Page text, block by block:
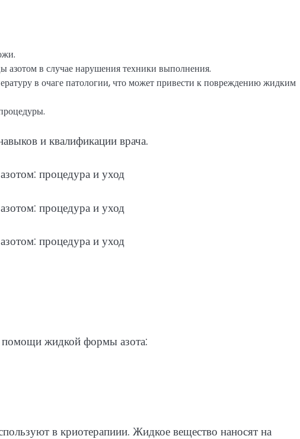
азотом в случае нарушения техники выполнения.
в очаге патологии, что может привести к повреждению жидким
и квалификации врача.
помощи жидкой формы азота:
в криотерапиии. Жидкое вещество наносят на